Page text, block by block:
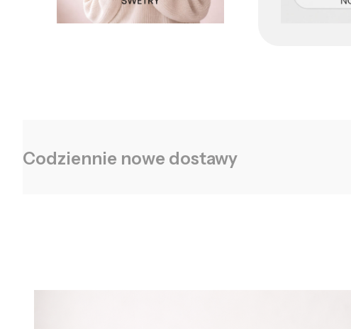
Codziennie nowe dostawy